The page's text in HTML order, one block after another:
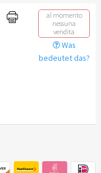
al momento
nessuna
vendita
Was
bedeutet das?